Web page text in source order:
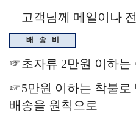
고객님께 메일이나
배 송 비
☞초자류 2만원 이하는
☞5만원 이하는 착불로
배송을 원칙으로